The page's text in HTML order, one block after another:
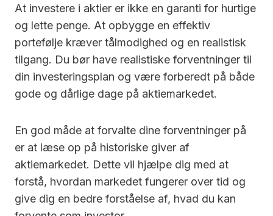
At investere i aktier er ikke en garanti for hurtige
og lette penge. At opbygge en effektiv
portefølje kræver tålmodighed og en realistisk
tilgang. Du bør have realistiske forventninger til
din investeringsplan og være forberedt på både
gode og dårlige dage på aktiemarkedet.
En god måde at forvalte dine forventninger på
er at læse op på historiske giver af
aktiemarkedet. Dette vil hjælpe dig med at
forstå, hvordan markedet fungerer over tid og
give dig en bedre forståelse af, hvad du kan